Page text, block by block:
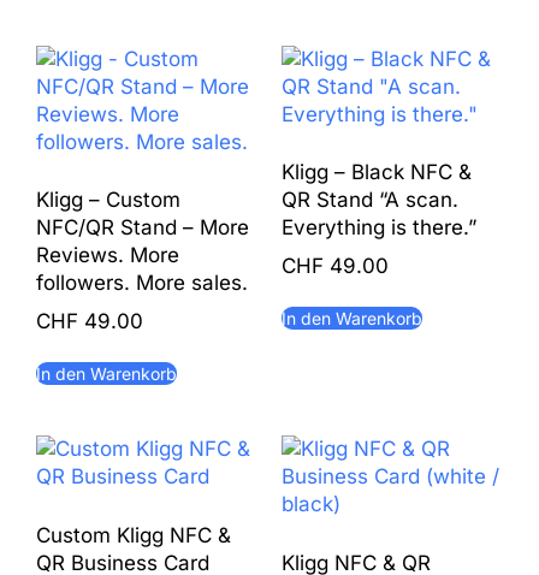
Kligg – Custom
NFC/QR Stand – More
Reviews. More
followers. More sales.
CHF 49.00
In den Warenkorb
Kligg – Black NFC &
QR Stand “A scan.
Everything is there.”
CHF 49.00
In den Warenkorb
Custom Kligg NFC &
QR Business Card
Kligg NFC & QR